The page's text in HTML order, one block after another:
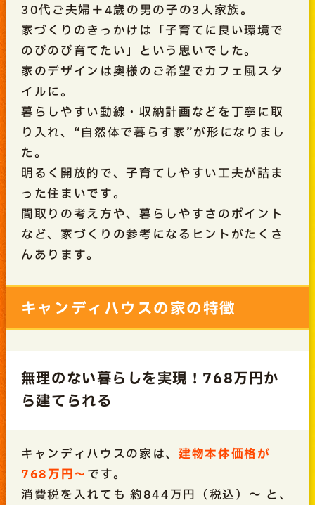
30代ご夫婦＋4歳の男の子の3人家族。
家づくりのきっかけは「子育てに良い環境で
のびのび育てたい」という思いでした。
家のデザインは奥様のご希望でカフェ風スタ
イルに。
暮らしやすい動線・収納計画などを丁寧に取
り入れ、“自然体で暮らす家”が形になりまし
た。
明るく開放的で、子育てしやすい工夫が詰ま
った住まいです。
間取りの考え方や、暮らしやすさのポイント
など、家づくりの参考になるヒントがたくさ
んあります。
キャンディハウスの家の特徴
無理のない暮らしを実現！768万円か
ら建てられる
キャンディハウスの家は、 建物本体価格が
768万円～ です。
消費税を入れても 約844万円（税込）〜 と、